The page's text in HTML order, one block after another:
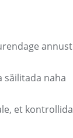
annust
säilitada naha
et kontrollida